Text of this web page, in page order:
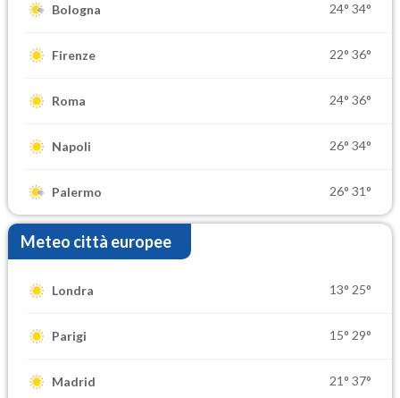
Bologna 24° 34°
Firenze 22° 36°
Roma 24° 36°
Napoli 26° 34°
Palermo 26° 31°
Meteo città europee
Londra 13° 25°
Parigi 15° 29°
Madrid 21° 37°